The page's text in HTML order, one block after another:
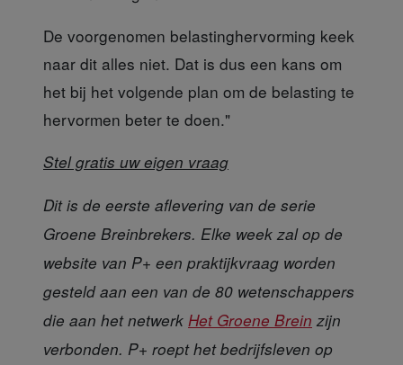
De voorgenomen belastinghervorming keek
naar dit alles niet. Dat is dus een kans om
het bij het volgende plan om de belasting te
hervormen beter te doen."
Stel gratis uw eigen vraag
Dit is de eerste aflevering van de serie
Groene Breinbrekers. Elke week zal op de
website van P+ een praktijkvraag worden
gesteld aan een van de 80 wetenschappers
die aan het netwerk Het Groene Brein zijn
verbonden. P+ roept het bedrijfsleven op